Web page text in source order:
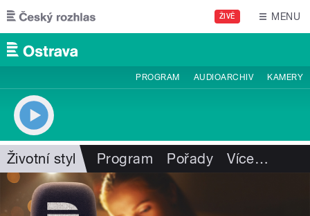
Přejít k hlavnímu obsahu
ŽIVĚ MENU
PROGRAM AUDIOARCHIV KAMERY
Životní styl Program Pořady Více…